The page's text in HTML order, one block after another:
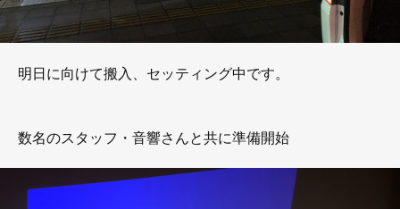
明日に向けて搬入、セッティング中です。
数名のスタッフ・音響さんと共に準備開始